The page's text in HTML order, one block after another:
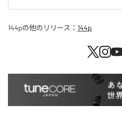
144pの他のリリース： 144p